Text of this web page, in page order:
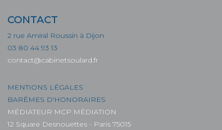
CONTACT
2 rue Amiral Roussin à Dijon
03 80 44 93 13
contact@cabinetsoulard.fr
MENTIONS LÉGALES
BARÊMES D'HONORAIRES
MÉDIATEUR MCP MÉDIATION
12 Square Desnouettes - Paris 75015